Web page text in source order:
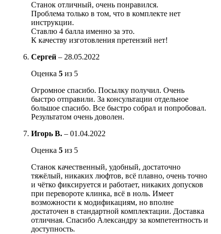
Станок отличный, очень понравился.
Проблема только в том, что в комплекте нет
инструкции.
Ставлю 4 балла именно за это.
К качеству изготовления претензий нет!
Сергей – 28.05.2022
Оценка 5 из 5
Огромное спасибо. Посылку получил. Очень
быстро отправили. За консультации отдельное
большое спасибо. Все быстро собрал и попробовал.
Результатом очень доволен.
Игорь В. – 01.04.2022
Оценка 5 из 5
Станок качественный, удобный, достаточно
тяжёлый, никаких люфтов, всё плавно, очень точно
и чётко фиксируется и работает, никаких допусков
при перевороте клинка, всё в ноль. Имеет
возможности к модификациям, но вполне
достаточен в стандартной комплектации. Доставка
отличная. Спасибо Александру за компетентность и
доступность.